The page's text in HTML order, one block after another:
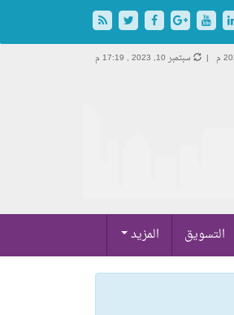
سبتمبر 10, 2023 , 17:19 م
التسويق المزيد